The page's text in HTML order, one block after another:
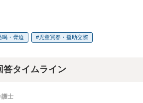
喝・脅迫 児童買春・援助交際
答タイムライン
護士